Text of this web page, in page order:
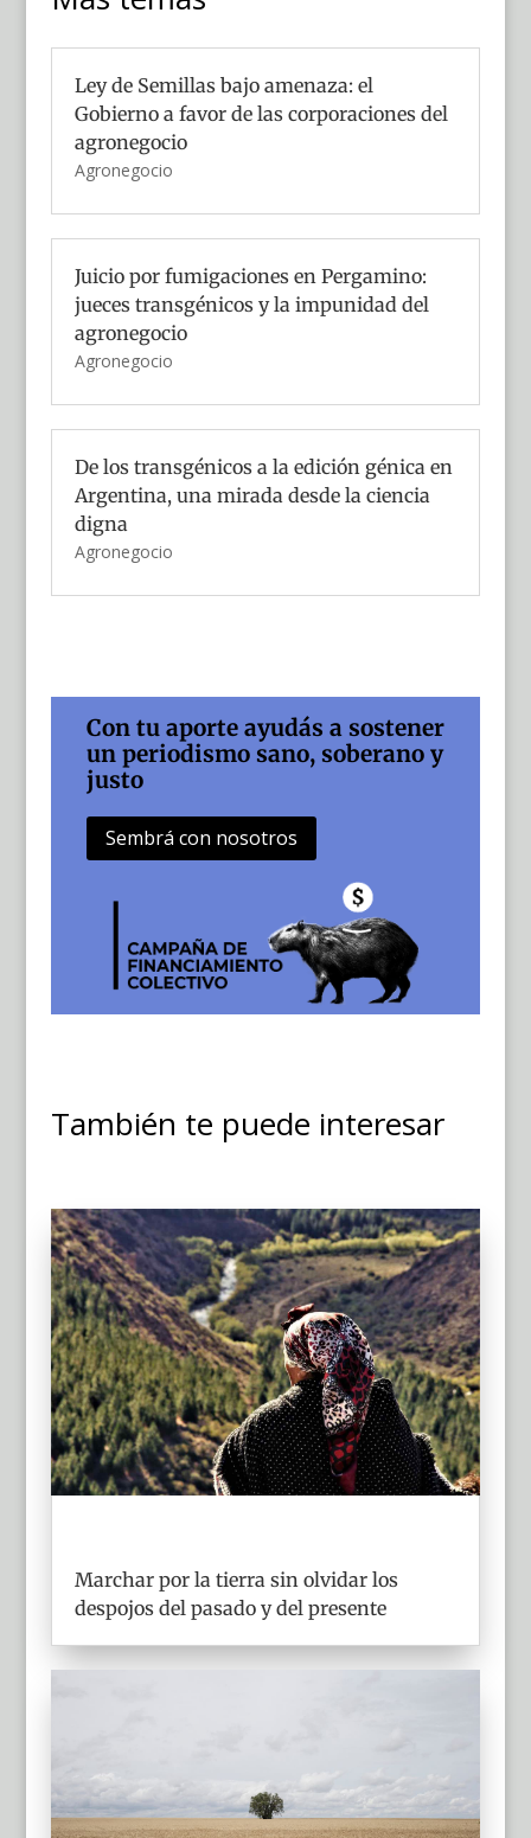
Ley de Semillas bajo amenaza: el
Gobierno a favor de las corporaciones del
agronegocio
Agronegocio
Juicio por fumigaciones en Pergamino:
jueces transgénicos y la impunidad del
agronegocio
Agronegocio
De los transgénicos a la edición génica en
Argentina, una mirada desde la ciencia
digna
Agronegocio
Con tu aporte ayudás a sostener
un periodismo sano, soberano y
justo
Sembrá con nosotros
También te puede interesar
Marchar por la tierra sin olvidar los
despojos del pasado y del presente